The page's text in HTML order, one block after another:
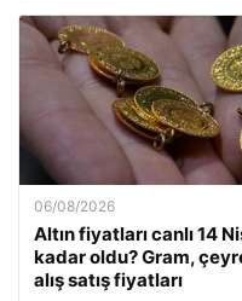
06/08/2026
Altın fiyatları canlı 14
kadar oldu? Gram,
alış satış fiyatları